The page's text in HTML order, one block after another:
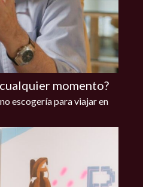
momento?
escogería para viajar en